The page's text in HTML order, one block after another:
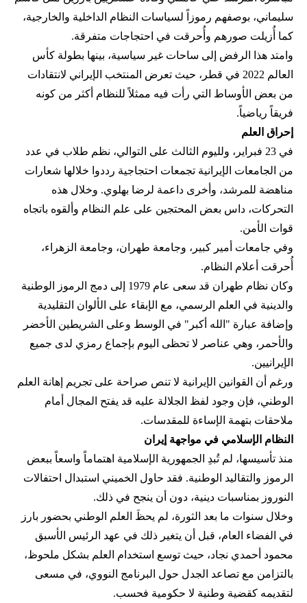
سليماني، بوصفهم رموزاً لسياسات النظام الداخلية والخارجية،
كما أُزيلت صورهم وأُحرقت في احتجاجات متفرقة.
وامتد هذا الرفض إلى ساحات غير سياسية، بينها بطولة كأس
العالم 2022 في قطر، حيث تعرض المنتخب الإيراني لانتقادات
من بعض الأوساط التي رأت فيه ممثلاً للنظام أكثر من كونه
فريقاً رياضياً.
إحراق العلم
في 23 فبراير، ولليوم الثالث على التوالي، نظم طلاب في عدد
من الجامعات الإيرانية تجمعات احتجاجية رددوا خلالها شعارات
مناهضة للمرشد، وأخرى داعمة لرضا بهلوي. وخلال هذه
التحركات، داس بعض المحتجين على علم النظام وألقوه باتجاه
قوات الأمن.
وفي جامعات أمير كبير، وجامعة طهران، وجامعة الزهراء،
أُحرقت أعلام النظام.
وكان نظام طهران قد سعى عام 1979 إلى دمج الرموز الوطنية
والدينية في العلم الرسمي، مع الإبقاء على الألوان التقليدية
وإضافة عبارة "الله أكبر" في الوسط وعلى الشريطين الأخضر
والأحمر، وهي عناصر لا تحظى اليوم بإجماع رمزي لدى جميع
الإيرانيين.
ورغم أن القوانين الإيرانية لا تنص صراحة على تجريم إهانة العلم
الوطني، فإن وجود لفظ الجلالة عليه قد يفتح المجال أمام
ملاحقات بتهمة الإساءة للمقدسات.
النظام الإسلامي في مواجهة إيران
منذ تأسيسها، لم تُبدِ الجمهورية الإسلامية اهتماماً واسعاً ببعض
الرموز والتقاليد الوطنية. فقد حاول الخميني استبدال احتفالات
النوروز بمناسبات دينية، دون أن ينجح في ذلك.
وخلال سنوات ما بعد الثورة، لم يحظَ العلم الوطني بحضور بارز
في الفضاء العام، قبل أن يتغير ذلك في عهد الرئيس الأسبق
محمود أحمدي‌ نجاد، حيث توسع استخدام العلم بشكل ملحوظ،
بالتزامن مع تصاعد الجدل حول البرنامج النووي، في مسعى
لتقديمه كقضية وطنية لا حكومية فحسب.